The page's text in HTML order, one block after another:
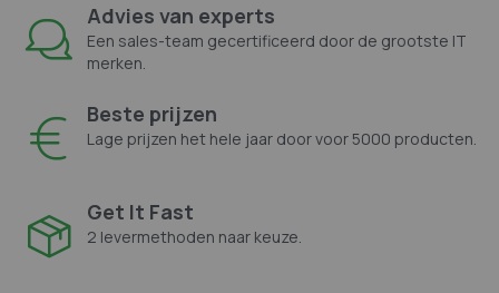
Advies van experts
Een sales-team gecertificeerd door de grootste IT
merken.
Beste prijzen
Lage prijzen het hele jaar door voor 5000 producten.
Get It Fast
2 levermethoden naar keuze.